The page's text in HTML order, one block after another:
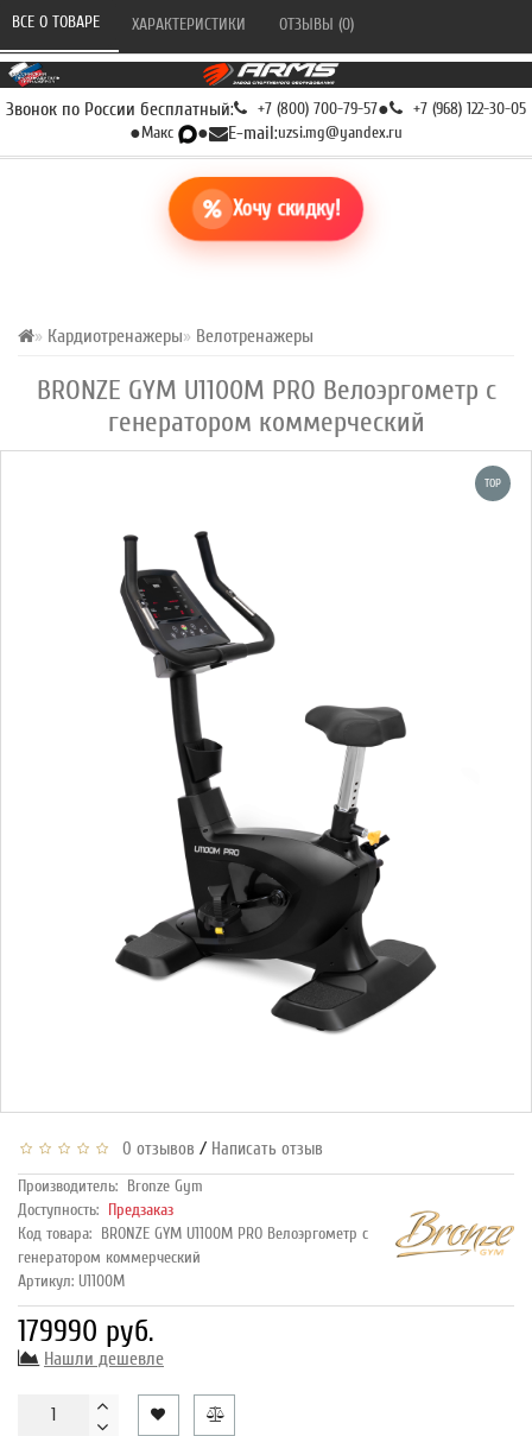
Звонок по России бесплатный: +7 (800) 700-79-57● +7 (968) 122-30-05
●Макс ● E-mail:uzsi.mg@yandex.ru
Хочу скидку!
Кардиотренажеры Велотренажеры
BRONZE GYM U1100M PRO Велоэргометр с
генератором коммерческий
ВСЕ О ТОВАРЕ ХАРАКТЕРИСТИКИ ОТЗЫВЫ (0)
TOP
0 отзывов / Написать отзыв
Производитель: Bronze Gym
Доступность: Предзаказ
Код товара: BRONZE GYM U1100M PRO Велоэргометр с
генератором коммерческий
Артикул: U1100M
179990 руб.
Нашли дешевле